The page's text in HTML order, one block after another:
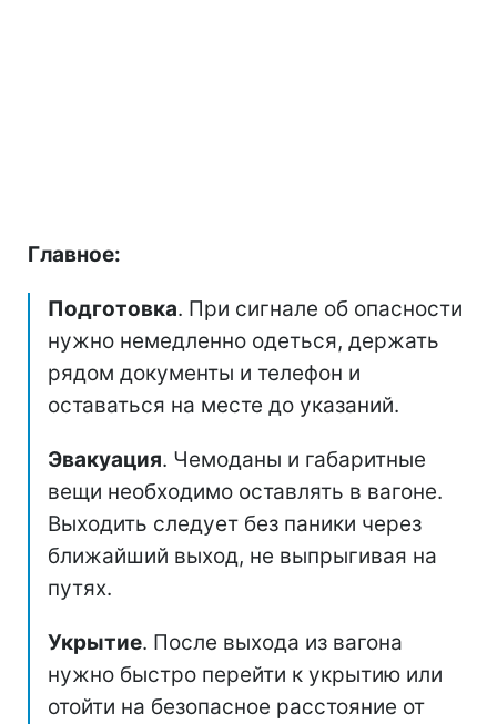
Главное:
Подготовка. При сигнале об опасности
нужно немедленно одеться, держать
рядом документы и телефон и
оставаться на месте до указаний.
Эвакуация. Чемоданы и габаритные
вещи необходимо оставлять в вагоне.
Выходить следует без паники через
ближайший выход, не выпрыгивая на
путях.
Укрытие. После выхода из вагона
нужно быстро перейти к укрытию или
отойти на безопасное расстояние от